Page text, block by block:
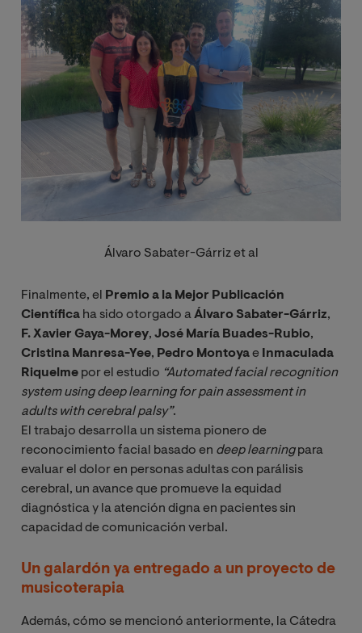
Álvaro Sabater-Gárriz et al
Finalmente, el
Premio a la Mejor Publicación
Científica ha sido otorgado aÁlvaro Sabater-Gárriz,
F. Xavier Gaya-Morey, José María Buades-Rubio,
Cristina Manresa-Yee, Pedro Montoyae Inmaculada
Riquelme por el estudio “Automated facial recognition
system using deep learning for pain assessment in
adults with cerebral palsy”.
El trabajo desarrolla un sistema pionero de
reconocimiento facial basado en deep learningpara
evaluar el dolor en personas adultas con parálisis
cerebral, un avance que promueve la equidad
diagnóstica y la atención digna en pacientes sin
capacidad de comunicación verbal.
Un galardón ya entregado a un proyecto de
musicoterapia
Además, cómo se mencionó anteriormente, la Cátedra